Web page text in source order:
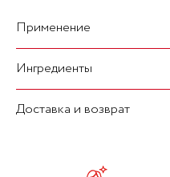
Применение
Аккуратно встряхните
сыворотку на лицо.
Используйте в качестве
Ингредиенты
Ключевые
защиты кожи от
Доставка и возврат
доставку